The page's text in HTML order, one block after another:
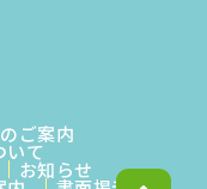
ご案内
いて
お知らせ